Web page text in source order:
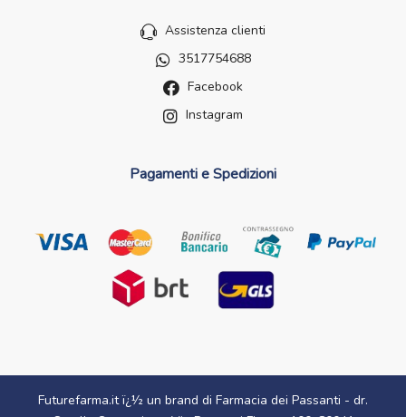
Assistenza clienti
3517754688
Facebook
Instagram
Pagamenti e Spedizioni
Futurefarma.it ï¿½ un brand di Farmacia dei Passanti - dr.